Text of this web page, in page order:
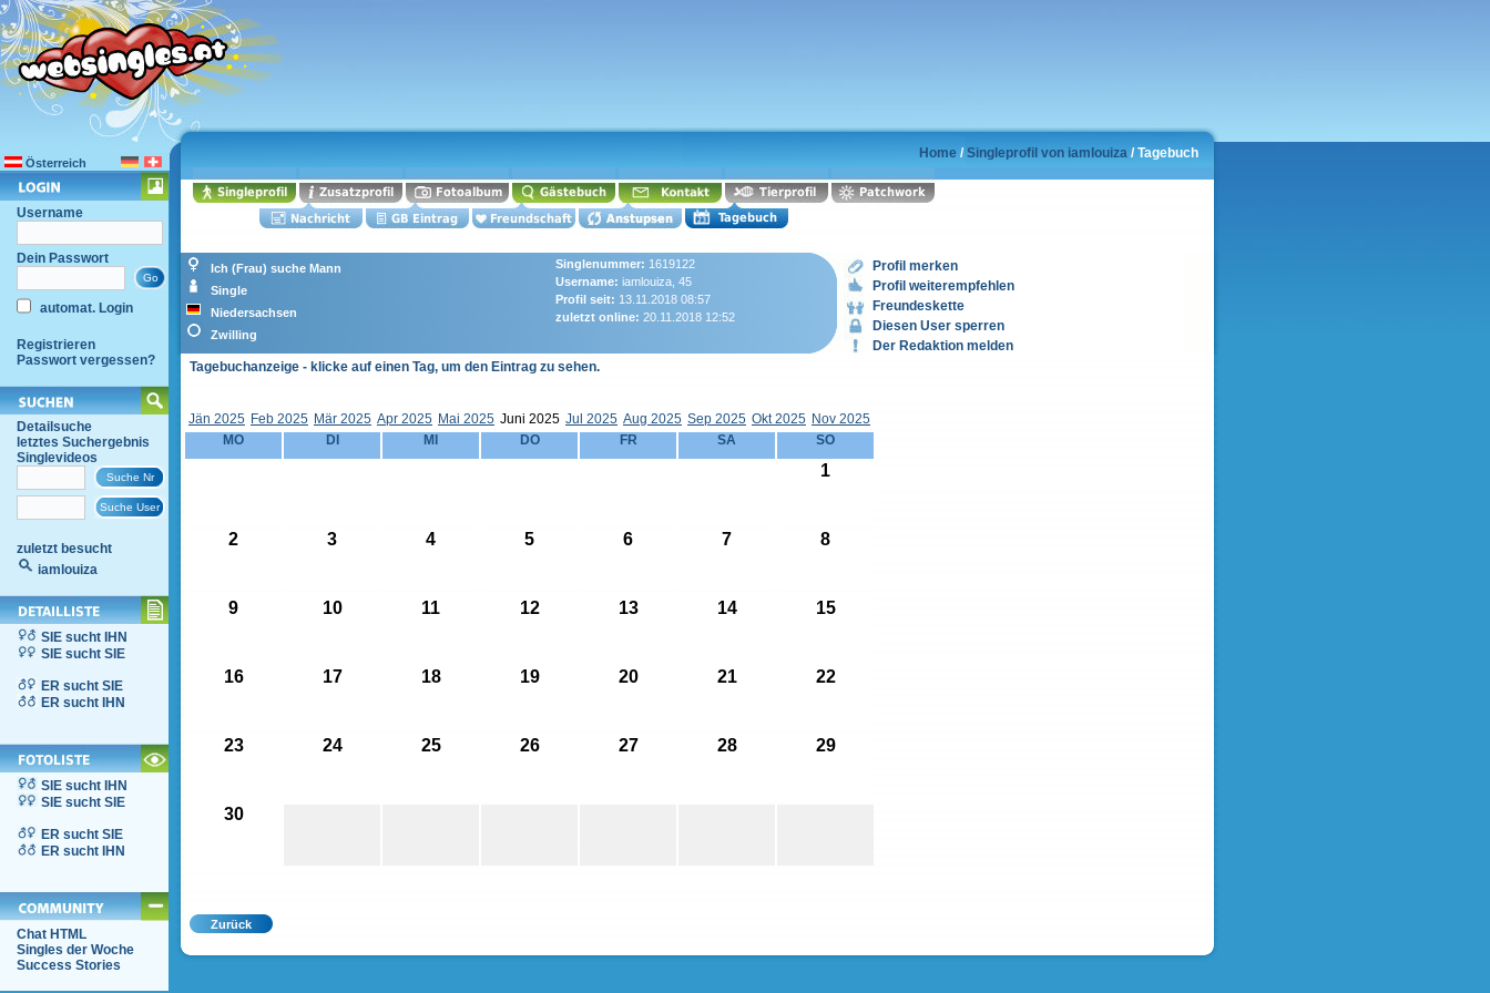
Österreich
Username
Dein Passwort
automat. Login
Registrieren
Passwort vergessen?
Detailsuche
letztes Suchergebnis
Singlevideos
zuletzt besucht
iamlouiza
SIE sucht IHN
SIE sucht SIE
ER sucht SIE
ER sucht IHN
SIE sucht IHN
SIE sucht SIE
ER sucht SIE
ER sucht IHN
Chat HTML
Singles der Woche
Success Stories
Home / Singleprofil von iamlouiza / Tagebuch
Ich (Frau) suche Mann
Single
Niedersachsen
Zwilling
Singlenummer: 1619122
Username: iamlouiza, 45
Profil seit: 13.11.2018 08:57
zuletzt online: 20.11.2018 12:52
Profil merken
Profil weiterempfehlen
Freundeskette
Diesen User sperren
Der Redaktion melden
Tagebuchanzeige - klicke auf einen Tag, um den Eintrag zu sehen.
Jän 2025 Feb 2025 Mär 2025 Apr 2025 Mai 2025 Juni 2025 Jul 2025 Aug 2025 Sep 2025 Okt 2025 Nov 2025
MO
DI MI DO FR SA SO
1
2 3 4 5 6 7 8
9 10 11 12 13 14 15
16 17 18 19 20 21 22
23 24 25 26 27 28 29
30